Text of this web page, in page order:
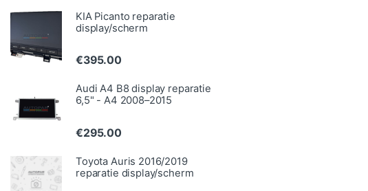
KIA Picanto reparatie
display/scherm
€395.00
Audi A4 B8 display reparatie
6,5" - A4 2008–2015
€295.00
Toyota Auris 2016/2019
reparatie display/scherm